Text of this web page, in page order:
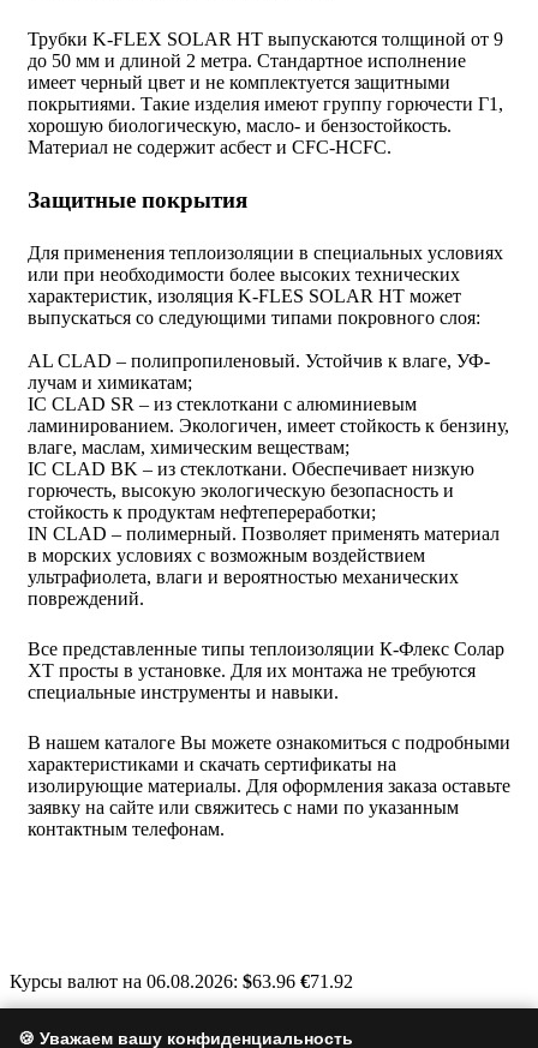
Трубки K-FLEX SOLAR HT выпускаются толщиной от 9
до 50 мм и длиной 2 метра. Стандартное исполнение
имеет черный цвет и не комплектуется защитными
покрытиями. Такие изделия имеют группу горючести Г1,
хорошую биологическую, масло- и бензостойкость.
Материал не содержит асбест и CFC-HCFC.
Защитные покрытия
Для применения теплоизоляции в специальных условиях
или при необходимости более высоких технических
характеристик, изоляция K-FLES SOLAR HT может
выпускаться со следующими типами покровного слоя:
AL CLAD – полипропиленовый. Устойчив к влаге, УФ-
лучам и химикатам;
IC CLAD SR – из стеклоткани с алюминиевым
ламинированием. Экологичен, имеет стойкость к бензину,
влаге, маслам, химическим веществам;
IC CLAD BK – из стеклоткани. Обеспечивает низкую
горючесть, высокую экологическую безопасность и
стойкость к продуктам нефтепереработки;
IN CLAD – полимерный. Позволяет применять материал
в морских условиях с возможным воздействием
ультрафиолета, влаги и вероятностью механических
повреждений.
Все представленные типы теплоизоляции К-Флекс Солар
ХТ просты в установке. Для их монтажа не требуются
специальные инструменты и навыки.
В нашем каталоге Вы можете ознакомиться с подробными
характеристиками и скачать сертификаты на
изолирующие материалы. Для оформления заказа оставьте
заявку на сайте или свяжитесь с нами по указанным
контактным телефонам.
Курсы валют на 06.08.2026: $63.96 €71.92
🍪 Уважаем вашу конфиденциальность